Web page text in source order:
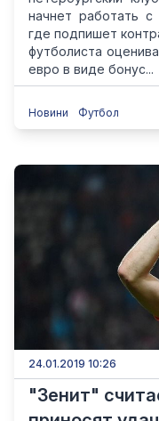
начнет работать
где подпишет
футболиста
евро в виде бонус...
Новини Футбол
24.01.2019 10:26
"Зенит"